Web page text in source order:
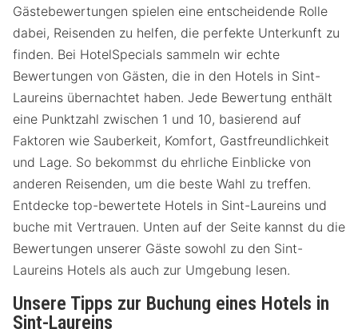
Gästebewertungen spielen eine entscheidende Rolle
dabei, Reisenden zu helfen, die perfekte Unterkunft zu
finden. Bei HotelSpecials sammeln wir echte
Bewertungen von Gästen, die in den Hotels in Sint-
Laureins übernachtet haben. Jede Bewertung enthält
eine Punktzahl zwischen 1 und 10, basierend auf
Faktoren wie Sauberkeit, Komfort, Gastfreundlichkeit
und Lage. So bekommst du ehrliche Einblicke von
anderen Reisenden, um die beste Wahl zu treffen.
Entdecke top-bewertete Hotels in Sint-Laureins und
buche mit Vertrauen. Unten auf der Seite kannst du die
Bewertungen unserer Gäste sowohl zu den Sint-
Laureins Hotels als auch zur Umgebung lesen.
Unsere Tipps zur Buchung eines Hotels in
Sint-Laureins